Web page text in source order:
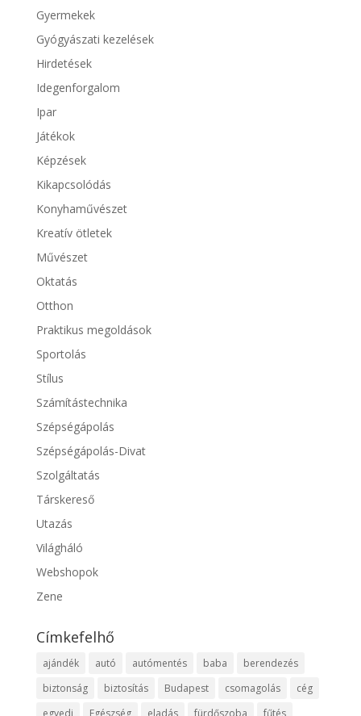
Gyermekek
Gyógyászati kezelések
Hirdetések
Idegenforgalom
Ipar
Játékok
Képzések
Kikapcsolódás
Konyhaművészet
Kreatív ötletek
Művészet
Oktatás
Otthon
Praktikus megoldások
Sportolás
Stílus
Számítástechnika
Szépségápolás
Szépségápolás-Divat
Szolgáltatás
Társkereső
Utazás
Világháló
Webshopok
Zene
Címkefelhő
ajándék autó autómentés baba
berendezés
biztonság
biztosítás Budapest csomagolás
cég